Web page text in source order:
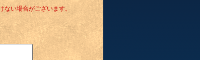
い場合がございます。